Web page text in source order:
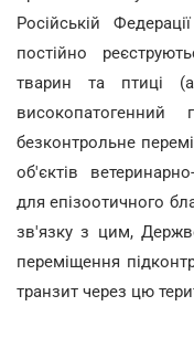
Російській
постійно
тварин та птиці
безконтрольне
об'єктів
для епізоотичного
зв'язку з цим,
переміщення
транзит через цю